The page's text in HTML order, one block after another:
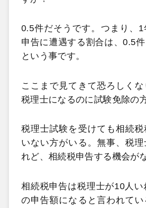
0.5件だそうです。つまり、
申告に遭遇する割合は、0.5
という事です。
ここまで見てきて恐ろしくな
税理士になるのに試験免除の
税理士試験を受けても相続
いない方がいる。無事、税
れど、相続税申告する機会が
相続税申告は税理士が10人い
の申告額になると言われてい